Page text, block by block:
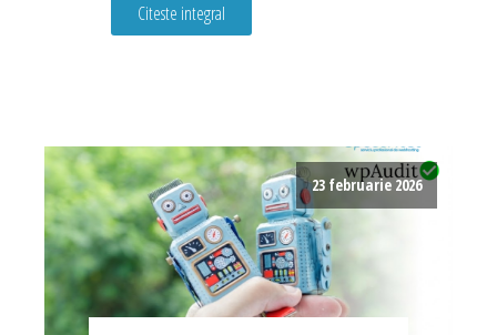
Citeste integral
23 februarie 2026